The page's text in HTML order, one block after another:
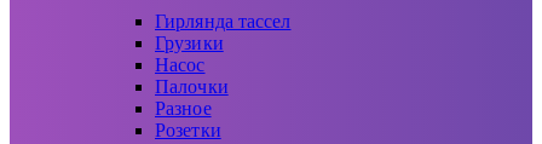
Гирлянда тассел
Грузики
Насос
Палочки
Разное
Розетки